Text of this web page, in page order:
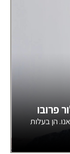
פרובו
הן בעלות